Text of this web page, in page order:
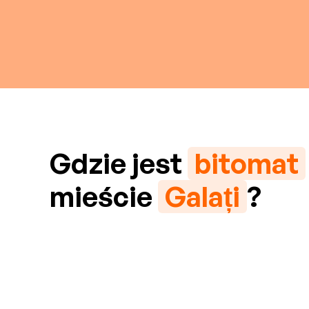
Gdzie jest bitomat
mieście Galați ?